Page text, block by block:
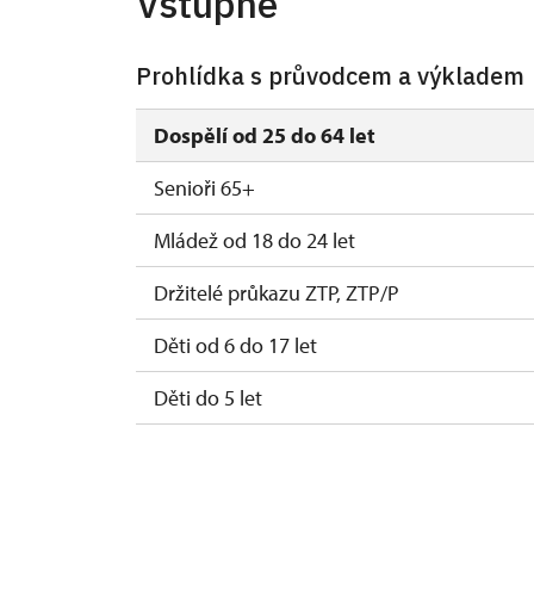
Prohlídka s průvodcem a výkladem
Dospělí od 25 do 64 let
Senioři 65+
Mládež od 18 do 24 let
Držitelé průkazu ZTP, ZTP/P
Děti od 6 do 17 let
Děti do 5 let